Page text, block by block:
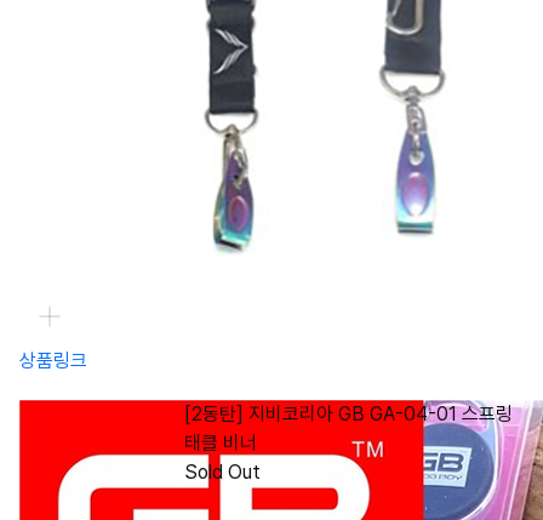
상품링크
[2동탄] 지비코리아 GB GA-04-01 스프링
태클 비너
Sold Out